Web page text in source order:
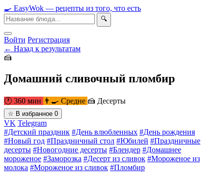
🍳 EasyWok — рецепты из того, что есть
🔍
Войти Регистрация
← Назад к результатам
🍰
Домашний сливочный пломбир
🕐 360 мин 👨‍🍳 Средне 🍰 Десерты
☆ В избранное 0
VK Telegram
#Детский праздник #День влюбленных #День рождения
#Новый год #Праздничный стол #Юбилей #Праздничные
десерты #Новогодние десерты #Блендер #Домашнее
мороженое #Заморозка #Десерт из сливок #Мороженое из
молока #Мороженое из сливок #Пломбир